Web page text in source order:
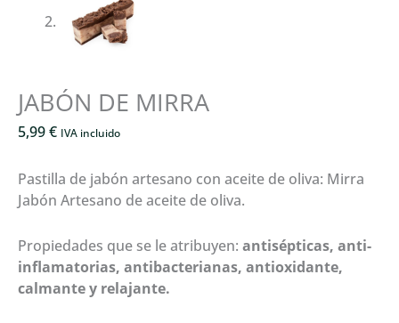
JABÓN DE MIRRA
5,99€ IVA incluido
Pastilla de jabón artesano con aceite de oliva: Mirra
Jabón Artesano de aceite de oliva.
Propiedades que se le atribuyen: antisépticas, anti-
inflamatorias, antibacterianas, antioxidante,
calmante y relajante.